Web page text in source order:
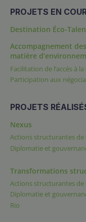
PROJETS EN
Destination Éco-
Accompagnement
matière
Facilitation de l’accès à
Participation aux
PROJETS
Nexus
Actions structurantes de
Diplomatie et
Transformations
Actions structurantes de
Diplomatie et
Rio